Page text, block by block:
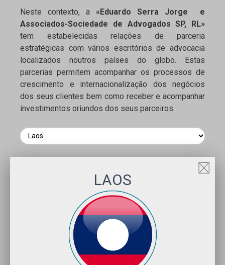
Neste contexto, a «Eduardo Serra Jorge e
Associados-Sociedade de Advogados SP, RL»
tem estabelecidas relações de parceria
estratégicas com vários escritórios de advocacia
localizados noutros países do globo. Estas
parcerias permitem acompanhar os processos de
crescimento e internacionalização dos negócios
dos seus clientes bem como receber e acompanhar
investimentos oriundos dos seus parceiros.
LAOS